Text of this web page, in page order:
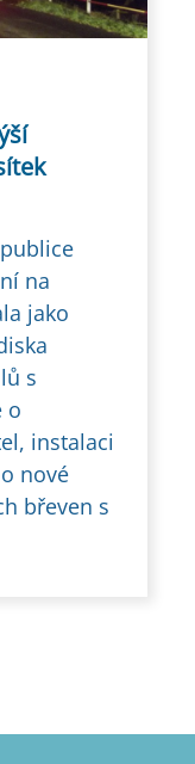
na
jako
s
o
instalaci
nové
břeven s